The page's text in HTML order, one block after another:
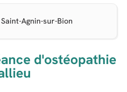
Agnin-sur-Bion
d'ostéopathie